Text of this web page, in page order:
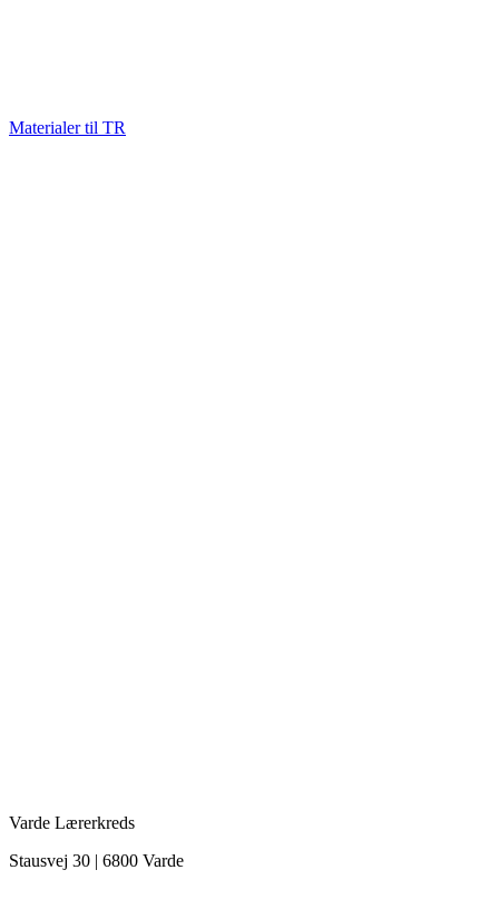
Materialer til TR
Varde Lærerkreds
Stausvej 30 | 6800 Varde